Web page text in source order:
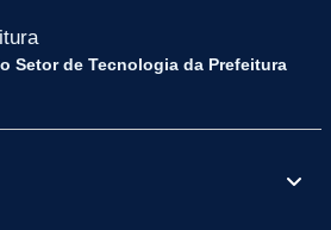
Setor de Tecnologia da Prefeitura